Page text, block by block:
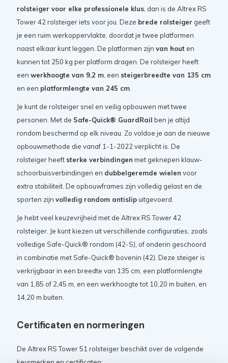
rolsteiger voor elke professionele klus, dan is de Altrex RS
Tower 42 rolsteiger iets voor jou. Deze brede rolsteiger geeft
je een ruim werkoppervlakte, doordat je twee platformen
naast elkaar kunt leggen. De platformen zijn van houten
kunnen tot 250 kg per platform dragen. De rolsteiger heeft
een werkhoogte van 9,2 m, een steigerbreedte van 135 cm
en een platformlengte van 245 cm.
Je kunt de rolsteiger snel en veilig opbouwen met twee
personen. Met de Safe-Quick® GuardRail ben je altijd
rondom beschermd op elk niveau. Zo voldoe je aan de nieuwe
opbouwmethode die vanaf 1-1-2022 verplicht is. De
rolsteiger heeft sterke verbindingen met geknepen klauw-
schoorbuisverbindingen en dubbelgeremde wielen voor
extra stabiliteit. De opbouwframes zijn volledig gelast en de
sporten zijn volledig rondom antislipuitgevoerd.
Je hebt veel keuzevrijheid met de Altrex RS Tower 42
rolsteiger. Je kunt kiezen uit verschillende configuraties, zoals
volledige Safe-Quick® rondom (42-S), of onderin geschoord
in combinatie met Safe-Quick® bovenin (42). Deze steiger is
verkrijgbaar in een breedte van 135 cm, een platformlengte
van 1,85 of 2,45 m, en een werkhoogte tot 10,20 m buiten, en
14,20 m buiten.
Certificaten en normeringen
De Altrex RS Tower 51 rolsteiger beschikt over de volgende